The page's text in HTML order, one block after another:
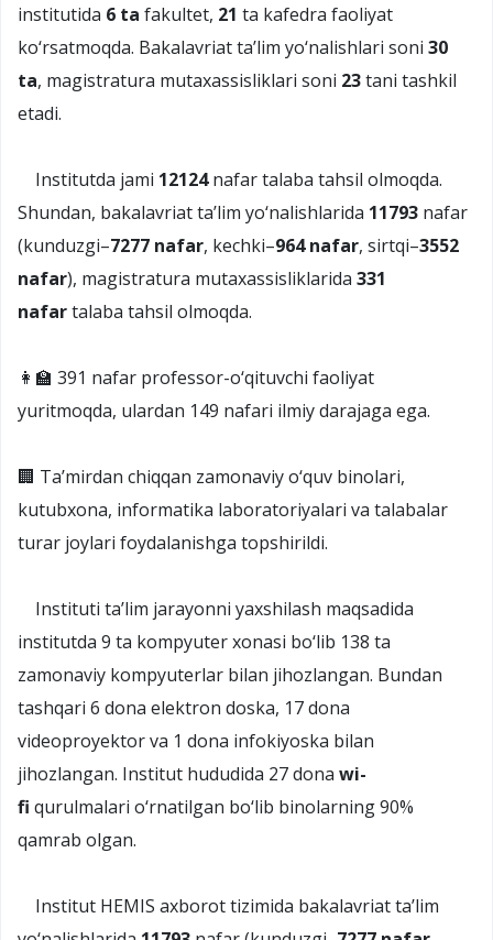
institutida 6 ta fakultet, 21 ta kafedra faoliyat
ko‘rsatmoqda. Bakalavriat ta’lim yo‘nalishlari soni 30
ta, magistratura mutaxassisliklari soni 23tani tashkil
etadi.
Institutda jami 12124nafar talaba tahsil olmoqda.
Shundan, bakalavriat ta’lim yo‘nalishlarida 11793 nafar
(kunduzgi–7277 nafar, kechki–964 nafar, sirtqi–3552
nafar), magistratura mutaxassisliklarida 331
nafartalaba tahsil olmoqda.
👩‍🏫 391 nafar professor-o‘qituvchi faoliyat
yuritmoqda, ulardan 149 nafari ilmiy darajaga ega.
🏢 Ta’mirdan chiqqan zamonaviy o‘quv binolari,
kutubxona, informatika laboratoriyalari va talabalar
turar joylari foydalanishga topshirildi.
Instituti ta’lim jarayonni yaxshilash maqsadida
institutda 9 ta kompyuter xonasi bo‘lib 138 ta
zamonaviy kompyuterlar bilan jihozlangan. Bundan
tashqari 6 dona elektron doska, 17 dona
videoproyektor va 1 dona infokiyoska bilan
jihozlangan. Institut hududida 27 dona wi-
fi qurulmalari o‘rnatilgan bo‘lib binolarning 90%
qamrab olgan.
Institut HEMIS axborot tizimida bakalavriat ta’lim